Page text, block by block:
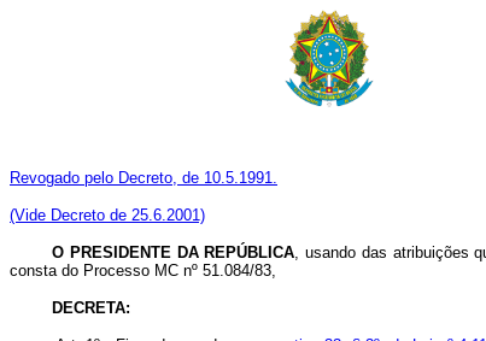
Revogado pelo Decreto, de 10.5.1991.
(Vide Decreto de 25.6.2001)
O PRESIDENTE DA REPÚBLICA, usando das atribuições
consta do Processo MC nº 51.084/83,
DECRETA: